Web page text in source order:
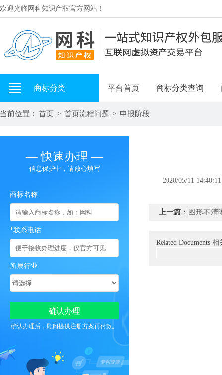
欢迎光临网科知识产权官方网站！
商标分类 平台首页 商标分类查询
当前位置： 首页 > 首页流程问题 > 申报阶段
— 快速办理 —
信息保护中，请放心填写
商标名称
*联系电话
所属行业
确认办理后，顾问提供注册方案再付款。
2020/05/11 14:40:11
上一篇： 图形不清
Related Documents